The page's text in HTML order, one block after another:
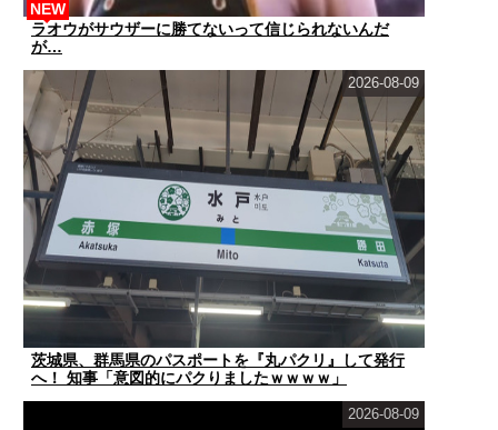
ラオウがサウザーに勝てないって信じられないんだ
が…
NEW
茨城県、群馬県のパスポートを『丸パクリ』して発行
へ！ 知事「意図的にパクりましたｗｗｗｗ」
2026-08-09
2026-08-09